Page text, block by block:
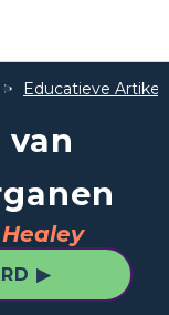
Educatieve
▶